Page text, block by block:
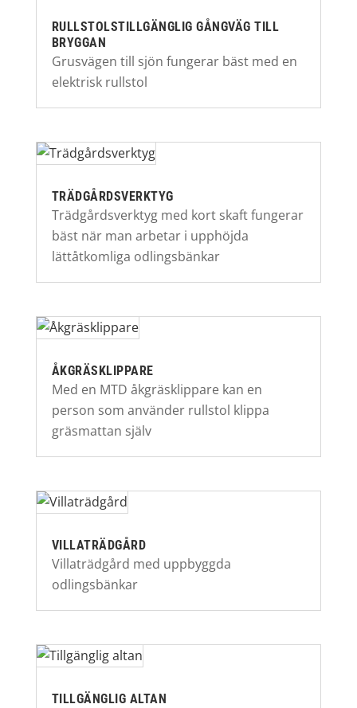
RULLSTOLSTILLGÄNGLIG GÅNGVÄG TILL
BRYGGAN
Grusvägen till sjön fungerar bäst med en
elektrisk rullstol
TRÄDGÅRDSVERKTYG
Trädgårdsverktyg med kort skaft fungerar
bäst när man arbetar i upphöjda
lättåtkomliga odlingsbänkar
ÅKGRÄSKLIPPARE
Med en MTD åkgräsklippare kan en
person som använder rullstol klippa
gräsmattan själv
VILLATRÄDGÅRD
Villaträdgård med uppbyggda
odlingsbänkar
TILLGÄNGLIG ALTAN